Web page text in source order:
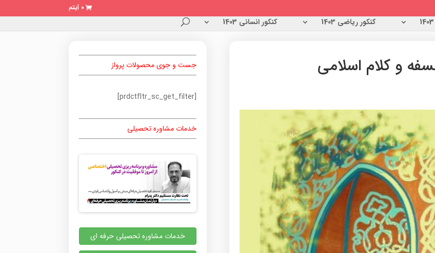
0 آیتم
کنکور ریاضی 1403 کنکور انسانی 1403
و كلام اسلامي جست و جوی محصولات پرواز
[prdctfltr_sc_get_filter]
خدمات مشاوره تحصیلی
خدمات مشاوره تحصیلی حرفه ای